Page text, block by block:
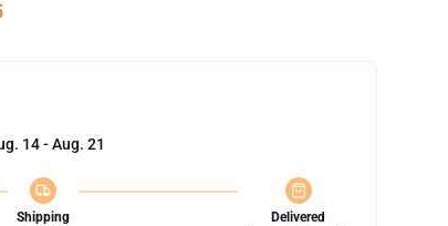
14 - Aug. 21
Shipping
Delivered